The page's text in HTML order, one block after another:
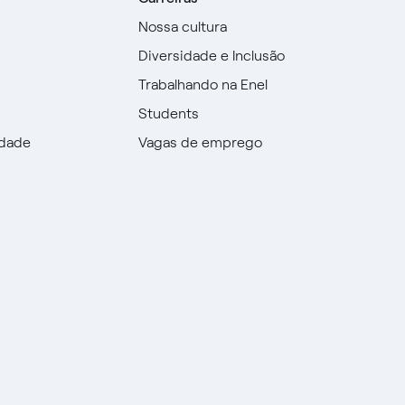
Nossa cultura
Diversidade e Inclusão
Trabalhando na Enel
Students
Vagas de emprego